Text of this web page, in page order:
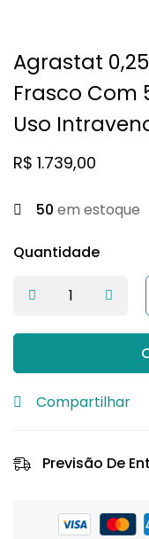
Agrastat
Frasco Com
Uso
R$ 1.739,00
50 em estoque
Quantidade
Compartilhar
Previsão De